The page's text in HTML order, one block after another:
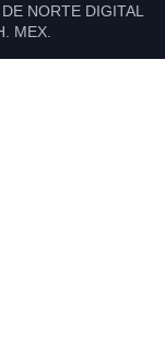
NORTE DIGITAL
MEX.